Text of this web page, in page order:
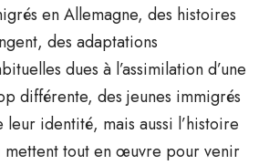
en Allemagne, des histoires
des adaptations
dues à l’assimilation d’une
différente, des jeunes immigrés
identité, mais aussi l’histoire
mettent tout en œuvre pour venir